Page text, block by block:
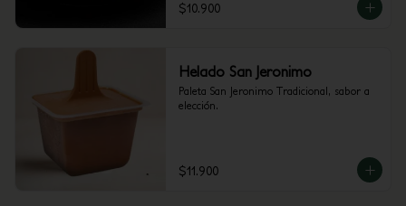
$10.900
Helado San Jeronimo
Paleta San Jeronimo Tradicional, sabor a
elección.
$11.900